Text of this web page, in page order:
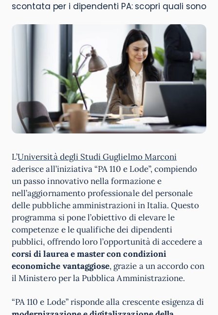
scontata per i dipendenti PA: scopri quali sono
L’Università degli Studi Guglielmo Marconi
aderisce all’iniziativa “PA 110 e Lode”, compiendo
un passo innovativo nella formazione e
nell’aggiornamento professionale del personale
delle pubbliche amministrazioni in Italia. Questo
programma si pone l’obiettivo di elevare le
competenze e le qualifiche dei dipendenti
pubblici, offrendo loro l’opportunità di accedere a
corsi di laurea e master con condizioni
economiche vantaggiose, grazie a un accordo con
il Ministero per la Pubblica Amministrazione.
“PA 110 e Lode” risponde alla crescente esigenza di